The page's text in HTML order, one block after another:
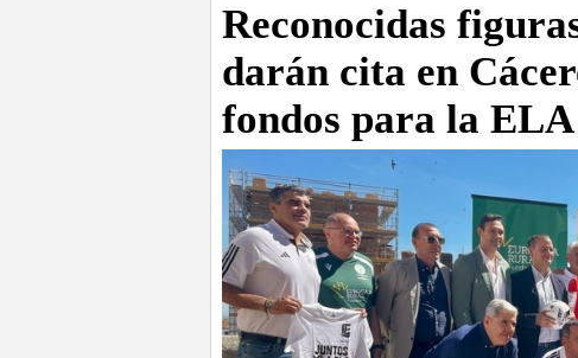
Reconocidas
darán cita en
fondos para la ELA